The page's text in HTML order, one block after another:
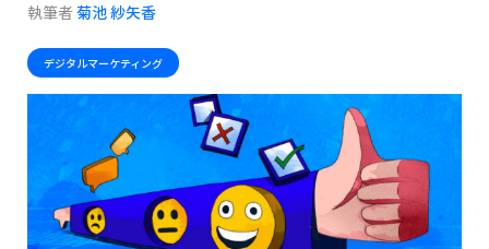
執筆者 菊池 紗矢香
デジタルマーケティング